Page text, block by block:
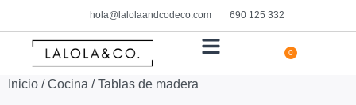
hola@lalolaandcodeco.com 690 125 332
0
Inicio /Cocina / Tablas de madera